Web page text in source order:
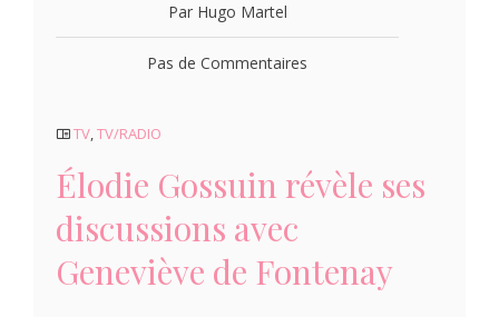
Par Hugo Martel
Pas de Commentaires
TV,TV/RADIO
Élodie Gossuin révèle ses
discussions avec
Geneviève de Fontenay